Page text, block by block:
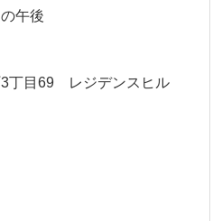
午後
3丁目69 レジデンスヒル